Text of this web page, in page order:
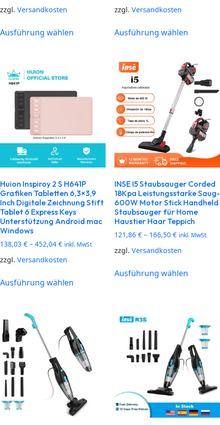
zzgl. Versandkosten
Ausführung wählen
zzgl. Versandkosten
Ausführung wählen
Huion Inspiroy 2 S H641P
Grafiken Tabletten 6,3×3,9
Inch Digitale Zeichnung Stift
Tablet 6 Express Keys
Unterstützung Android mac
Windows
138,03 € – 452,04 € inkl. MwSt
zzgl. Versandkosten
Ausführung wählen
INSE I5 Staubsauger Corded
18Kpa Leistungsstarke Saug-
600W Motor Stick Handheld
Staubsauger für Home
Haustier Haar Teppich
121,86 €– 166,50 € inkl. MwSt
zzgl. Versandkosten
Ausführung wählen